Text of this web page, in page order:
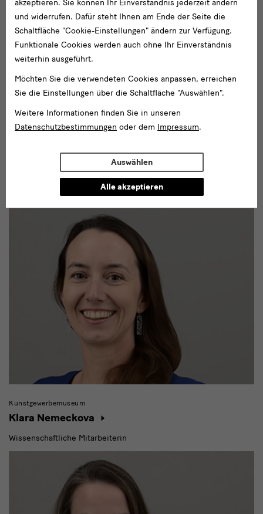
GRASSI Museum für Völkerkunde zu Leipzig
Katrin Lauterbach
Mitarbeiterin Daphne-Projekt
Kunstgewerbemuseum
Klara Nemeckova
Wissenschaftliche Mitarbeiterin
akzeptieren. Sie können Ihr Einverständnis jederzeit ändern
und widerrufen. Dafür steht Ihnen am Ende der Seite die
Schaltfläche "Cookie-Einstellungen" ändern zur Verfügung.
Funktionale Cookies werden auch ohne Ihr Einverständnis
weiterhin ausgeführt.
Möchten Sie die verwendeten Cookies anpassen, erreichen
Sie die Einstellungen über die Schaltfläche "Auswählen".
Weitere Informationen finden Sie in unseren
Datenschutzbestimmungen oder dem Impressum.
Auswählen
Alle akzeptieren